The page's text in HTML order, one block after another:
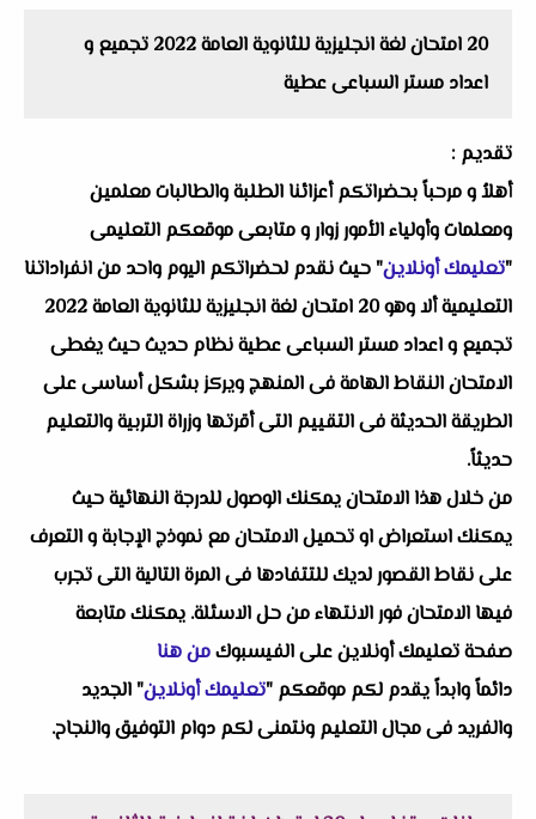
20 امتحان لغة انجليزية للثانوية العامة 2022 تجميع و
اعداد مستر السباعى عطية
تقديم :
أهلاُ و مرحباً بحضراتكم أعزائنا الطلبة والطالبات معلمين
ومعلمات وأولياء الأمور زوار و متابعى موقعكم التعليمى
"تعليمك أونلاين" حيث نقدم لحضراتكم اليوم واحد من انفراداتنا
التعليمية ألا وهو 20 امتحان لغة انجليزية للثانوية العامة 2022
تجميع و اعداد مستر السباعى عطية نظام حديث حيث يغطى
الامتحان النقاط الهامة فى المنهج ويركز بشكل أساسى على
الطريقة الحديثة فى التقييم التى أقرتها وزراة التربية والتعليم
حديثاً.
من خلال هذا الامتحان يمكنك الوصول للدرجة النهائية حيث
يمكنك استعراض او تحميل الامتحان مع نموذج الإجابة و التعرف
على نقاط القصور لديك للتتفادها فى المرة التالية التى تجرب
فيها الامتحان فور الانتهاء من حل الاسئلة. يمكنك متابعة
صفحة تعليمك أونلاين على الفيسبوكمن هنا
دائماً وابداً يقدم لكم موقعكم "تعليمك أونلاين" الجديد
والفريد فى مجال التعليم ونتمنى لكم دوام التوفيق والنجاح.